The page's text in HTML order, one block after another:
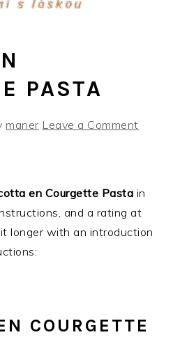
PASTA
maner Leave a Comment
en Courgette Pasta in
and a rating at
longer with an introduction
COURGETTE